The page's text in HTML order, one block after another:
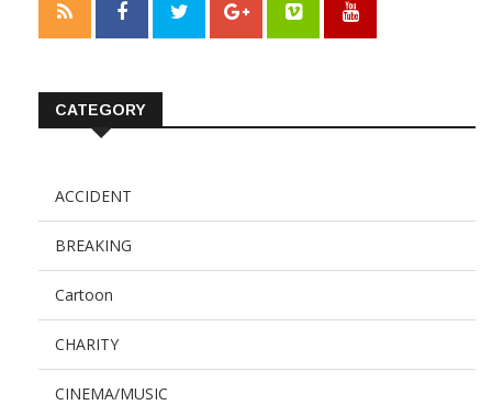
CATEGORY
ACCIDENT
BREAKING
Cartoon
CHARITY
CINEMA/MUSIC